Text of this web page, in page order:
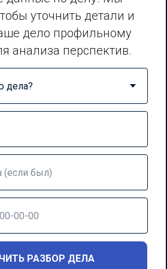
защищены.
уточнить детали и
дело профильному
анализа перспектив.
РАЗБОР ДЕЛА